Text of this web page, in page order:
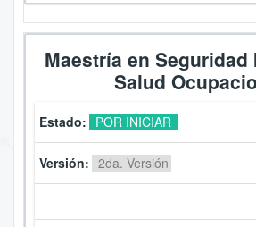
Maestría en
Salud
Estado: POR INICIAR
Versión: 2da. Versión